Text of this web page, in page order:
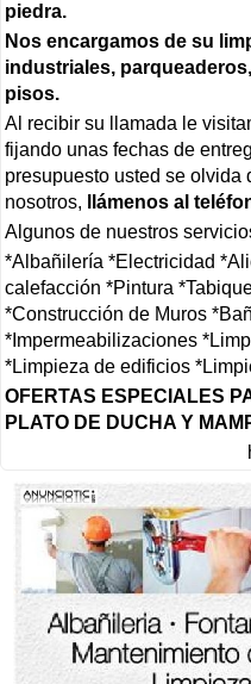
piedra.
Nos encargamos de su
industriales,
pisos.
Al recibir su llamada le
fijando unas fechas de
presupuesto usted se olvida
nosotros,
llámenos al
Algunos de nuestros
*Albañilería *Electricidad
calefacción *Pintura
*Construcción de Muros
*Impermeabilizaciones
*Limpieza de edificios
OFERTAS ESPECIALES
PLATO DE DUCHA Y
http://